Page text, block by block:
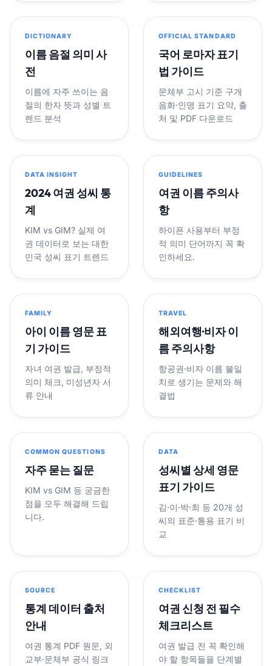
DICTIONARY
이름 음절 의미 사
전
이름에 자주 쓰이는 음
절의 한자 뜻과 성별 트
렌드 분석
OFFICIAL STANDARD
국어 로마자 표기
법 가이드
문체부 고시 기준 구개
음화·인명 표기 요약, 출
처 및 PDF 다운로드
DATA INSIGHT
2024 여권 성씨 통
계
KIM vs GIM? 실제 여
권 데이터로 보는 대한
민국 성씨 표기 트렌드
GUIDELINES
여권 이름 주의사
항
하이픈 사용부터 부정
적 의미 단어까지 꼭 확
인하세요.
FAMILY
아이 이름 영문 표
기 가이드
자녀 여권 발급, 부정적
의미 체크, 미성년자 서
류 안내
TRAVEL
해외여행·비자 이
름 주의사항
항공권·비자 이름 불일
치로 생기는 문제와 해
결법
COMMON QUESTIONS
자주 묻는 질문
KIM vs GIM 등 궁금한
점을 모두 해결해 드립
니다.
DATA
성씨별 상세 영문
표기 가이드
김·이·박·최 등 20개 성
씨의 표준·통용 표기 비
교
SOURCE
통계 데이터 출처
안내
여권 통계 PDF 원문, 외
교부·문체부 공식 링크
CHECKLIST
여권 신청 전 필수
체크리스트
여권 발급 전 꼭 확인해
야 할 항목들을 단계별